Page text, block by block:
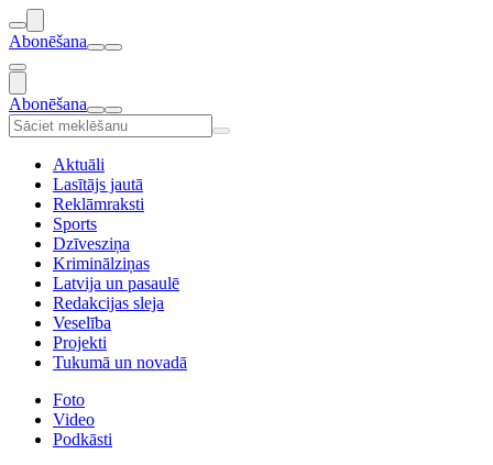
Abonēšana
Abonēšana
Aktuāli
Lasītājs jautā
Reklāmraksti
Sports
Dzīvesziņa
Kriminālziņas
Latvija un pasaulē
Redakcijas sleja
Veselība
Projekti
Tukumā un novadā
Foto
Video
Podkāsti